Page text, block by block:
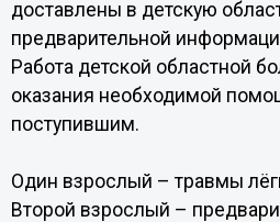
доставлены в детскую
предварительной
Работа детской областной
оказания необходимой
поступившим.
Один взрослый – травмы
Второй взрослый –